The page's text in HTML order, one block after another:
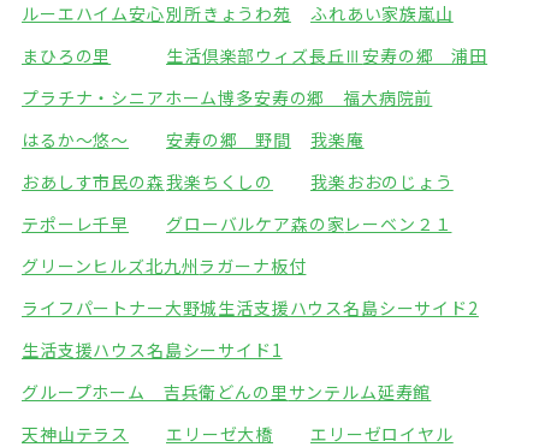
ルーエハイム安心別所きょうわ苑
ふれあい家族嵐山
まひろの里
生活倶楽部ウィズ長丘Ⅲ安寿の郷 浦田
プラチナ・シニアホーム博多安寿の郷 福大病院前
はるか～悠～
安寿の郷 野間
我楽庵
おあしす市民の森 我楽ちくしの
我楽おおのじょう
テポーレ千早
グローバルケア森の家レーベン２１
グリーンヒルズ北九州ラガーナ板付
ライフパートナー大野城生活支援ハウス名島シーサイド2
生活支援ハウス名島シーサイド1
グループホーム 吉兵衛どんの里 サンテルム延寿館
天神山テラス
エリーゼ大橋
エリーゼロイヤル